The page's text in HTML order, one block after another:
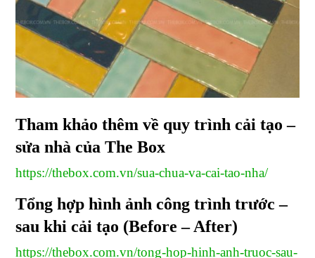
Tham khảo thêm về quy trình cải tạo –
sửa nhà của The Box
https://thebox.com.vn/sua-chua-va-cai-tao-nha/
Tổng hợp hình ảnh công trình trước –
sau khi cải tạo (Before – After)
https://thebox.com.vn/tong-hop-hinh-anh-truoc-sau-